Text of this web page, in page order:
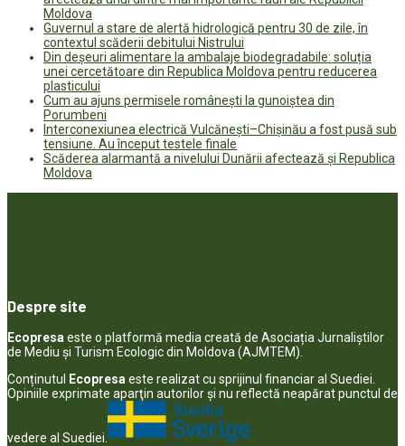
Moldova
Guvernul a stare de alertă hidrologică pentru 30 de zile, în
contextul scăderii debitului Nistrului
Din deșeuri alimentare la ambalaje biodegradabile: soluția
unei cercetătoare din Republica Moldova pentru reducerea
plasticului
Cum au ajuns permisele românești la gunoiștea din
Porumbeni
Interconexiunea electrică Vulcănești–Chișinău a fost pusă sub
tensiune. Au început testele finale
Scăderea alarmantă a nivelului Dunării afectează și Republica
Moldova
Despre site
Ecopresa este o platformă media creată de Asociația Jurnaliștilor
de Mediu și Turism Ecologic din Moldova (AJMTEM).
Conținutul Ecopresa este realizat cu sprijinul financiar al Suediei.
Opiniile exprimate aparţin autorilor şi nu reflectă neapărat punctul de
vedere al Suediei.